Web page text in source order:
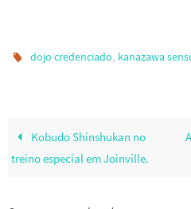
dojo credenciado, kanazawa
Kobudo Shinshukan no
treino especial em Joinville.